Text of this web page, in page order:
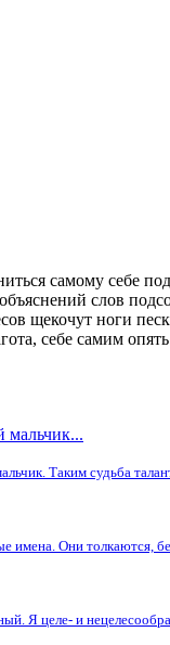
самому себе
слов
щекочут ноги
себе самим
мальчик...
Таким судьба
Они толкаются,
Я целе- и